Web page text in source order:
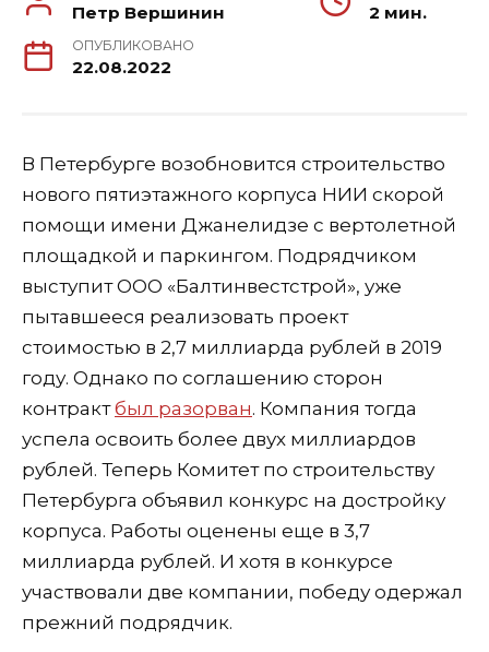
Петр Вершинин 2 мин.
ОПУБЛИКОВАНО
22.08.2022
В Петербурге возобновится строительство
нового пятиэтажного корпуса НИИ скорой
помощи имени Джанелидзе с вертолетной
площадкой и паркингом. Подрядчиком
выступит ООО «Балтинвестстрой», уже
пытавшееся реализовать проект
стоимостью в 2,7 миллиарда рублей в 2019
году. Однако по соглашению сторон
контрактбыл разорван. Компания тогда
успела освоить более двух миллиардов
рублей. Теперь Комитет по строительству
Петербурга объявил конкурс на достройку
корпуса. Работы оценены еще в 3,7
миллиарда рублей. И хотя в конкурсе
участвовали две компании, победу одержал
прежний подрядчик.